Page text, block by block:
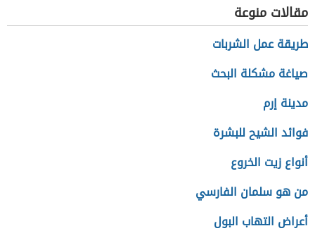
مقالات منوعة
طريقة عمل الشربات
صياغة مشكلة البحث
مدينة إرم
فوائد الشيح للبشرة
أنواع زيت الخروع
من هو سلمان الفارسي
أعراض التهاب البول